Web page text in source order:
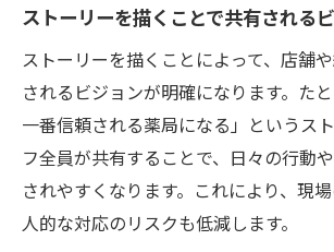
ストーリーを描くことで共有される
ストーリーを描くことによって、店舗
されるビジョンが明確になります。た
一番信頼される薬局になる」というス
フ全員が共有することで、日々の行動
されやすくなります。これにより、現
人的な対応のリスクも低減します。